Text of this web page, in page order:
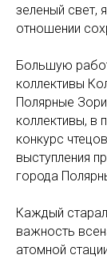
зеленый свет,
отношении
Большую
коллективы
Полярные
коллективы, в
конкурс
выступления
города
Каждый
важность
атомной